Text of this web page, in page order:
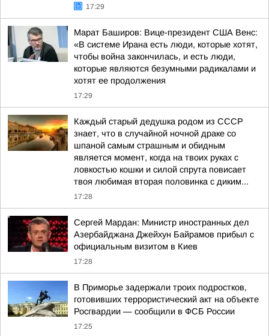
17:29
Марат Баширов: Вице-президент США Венс:
«В системе Ирана есть люди, которые хотят,
чтобы война закончилась, и есть люди,
которые являются безумными радикалами и
хотят ее продолжения
17:29
Каждый старый дедушка родом из СССР
знает, что в случайной ночной драке со
шпаной самым страшным и обидным
является момент, когда на твоих руках с
ловкостью кошки и силой спрута повисает
твоя любимая вторая половинка с диким...
17:28
Сергей Мардан: Министр иностранных дел
Азербайджана Джейхун Байрамов прибыл с
официальным визитом в Киев
17:28
В Приморье задержали троих подростков,
готовивших террористический акт на объекте
Росгвардии — сообщили в ФСБ России
17:25